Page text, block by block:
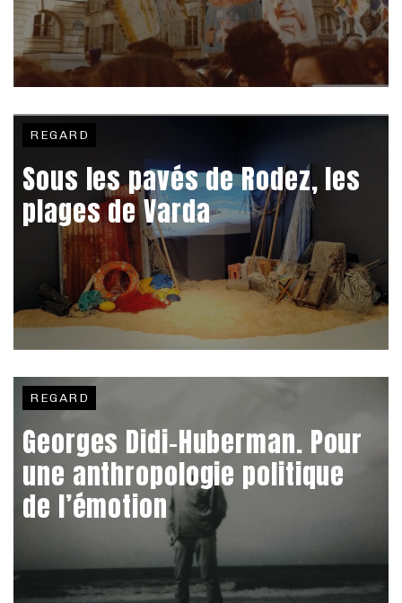
REGARD
Sous les pavés de Rodez, les
plages de Varda
REGARD
Georges Didi-Huberman. Pour
une anthropologie politique
de l’émotion